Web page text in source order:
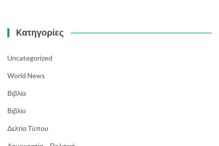
Kατηγορίες
Uncategorized
World News
Βιβλία
Βιβλίο
Δελτία Τύπου